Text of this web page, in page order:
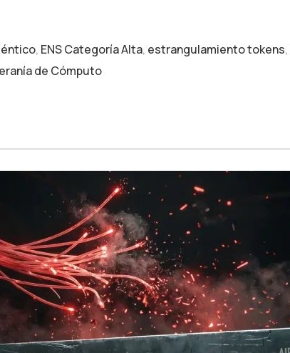
, ENS Categoría Alta, estrangulamiento tokens,
de Cómputo